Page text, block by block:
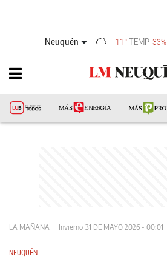
Neuquén 11° TEMP 33%
LA MAÑANA Invierno 31 DE MAYO 2026 - 00:01
NEUQUÉN